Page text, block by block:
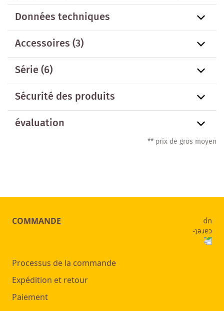
Données techniques
Accessoires(3)
Série(6)
Sécurité des produits
évaluation
** prix de gros moyen
COMMANDE
Processus de la commande
Expédition et retour
Paiement